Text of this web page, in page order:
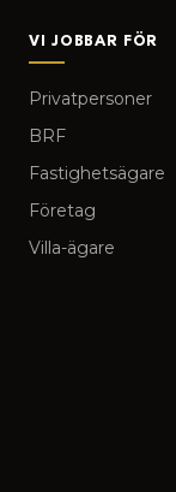
VI JOBBAR FÖR
Privatpersoner
BRF
Fastighetsägare
Företag
Villa-ägare